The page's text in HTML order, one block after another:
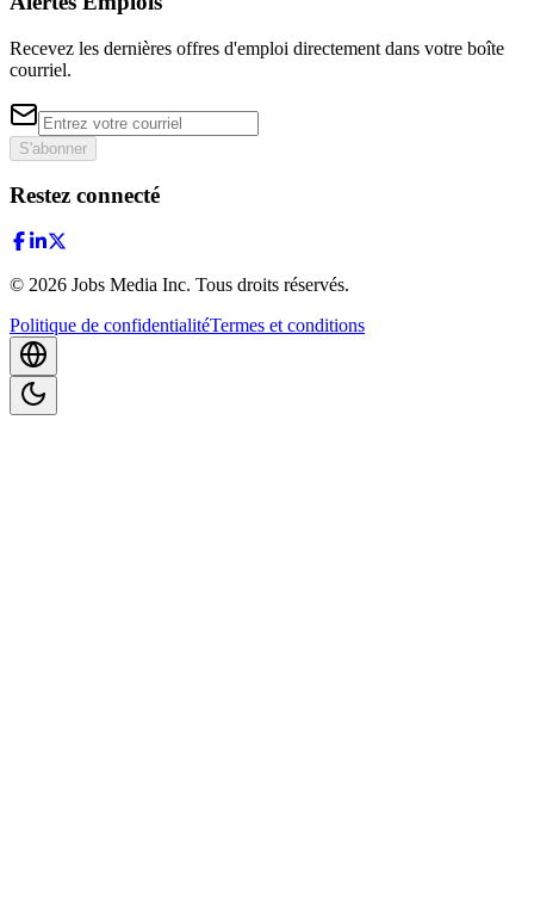
Recevez les dernières offres d'emploi directement dans votre boîte
courriel.
S'abonner
Restez connecté
© 2026 Jobs Media Inc. Tous droits réservés.
Politique de confidentialitéTermes et conditions